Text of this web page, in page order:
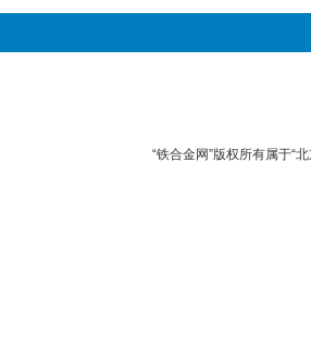
“铁合金网”版权所有属于“